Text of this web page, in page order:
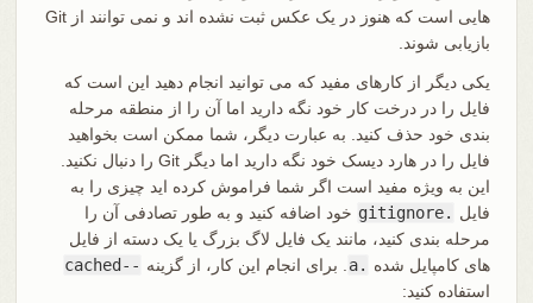
هایی است که هنوز در یک عکس ثبت نشده اند و نمی توانند از Git
بازیابی شوند.
یکی دیگر از کارهای مفید که می توانید انجام دهید این است که
فایل را در درخت کار خود نگه دارید اما آن را از منطقه مرحله
بندی خود حذف کنید. به عبارت دیگر، شما ممکن است بخواهید
فایل را در هارد دیسک خود نگه دارید اما دیگر Git را دنبال نکنید.
این به ویژه مفید است اگر شما فراموش کرده اید چیزی را به
فایل .gitignore
خود اضافه کنید و به طور تصادفی آن را
مرحله بندی کنید، مانند یک فایل لاگ بزرگ یا یک دسته از فایل
های کامپایل شده .a . برای انجام این کار، از گزینه --cached
استفاده کنید: